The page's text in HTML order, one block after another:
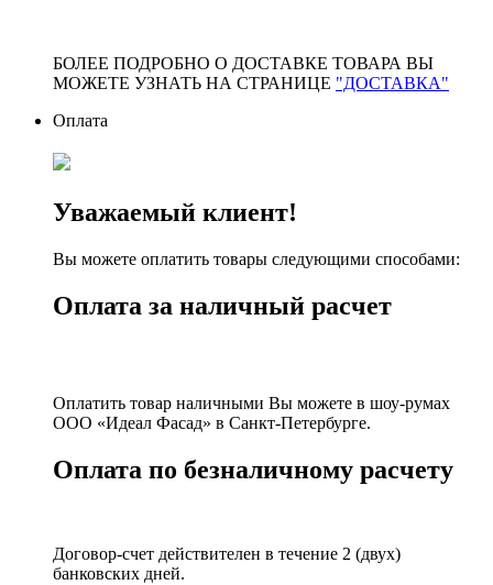
БОЛЕЕ ПОДРОБНО О ДОСТАВКЕ ТОВАРА ВЫ
МОЖЕТЕ УЗНАТЬ НА СТРАНИЦЕ "ДОСТАВКА"
Оплата
Уважаемый клиент!
Вы можете оплатить товары следующими способами:
Оплата за наличный расчет
Оплатить товар наличными Вы можете в шоу-румах
ООО «Идеал Фасад» в Санкт-Петербурге.
Оплата по безналичному расчету
Договор-счет действителен в течение 2 (двух)
банковских дней.